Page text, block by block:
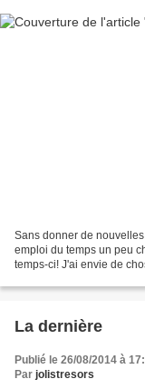
Sans donner de
emploi du temps un peu
temps-ci! J'ai envie de
La dernière
Publié le 26/08/2014 à
Par jolistresors